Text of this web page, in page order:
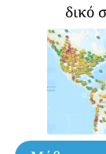
δικό